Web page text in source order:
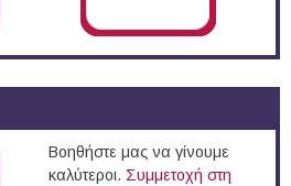
Βοηθήστε μας να γίνουμε
καλύτεροι. Συμμετοχή στη